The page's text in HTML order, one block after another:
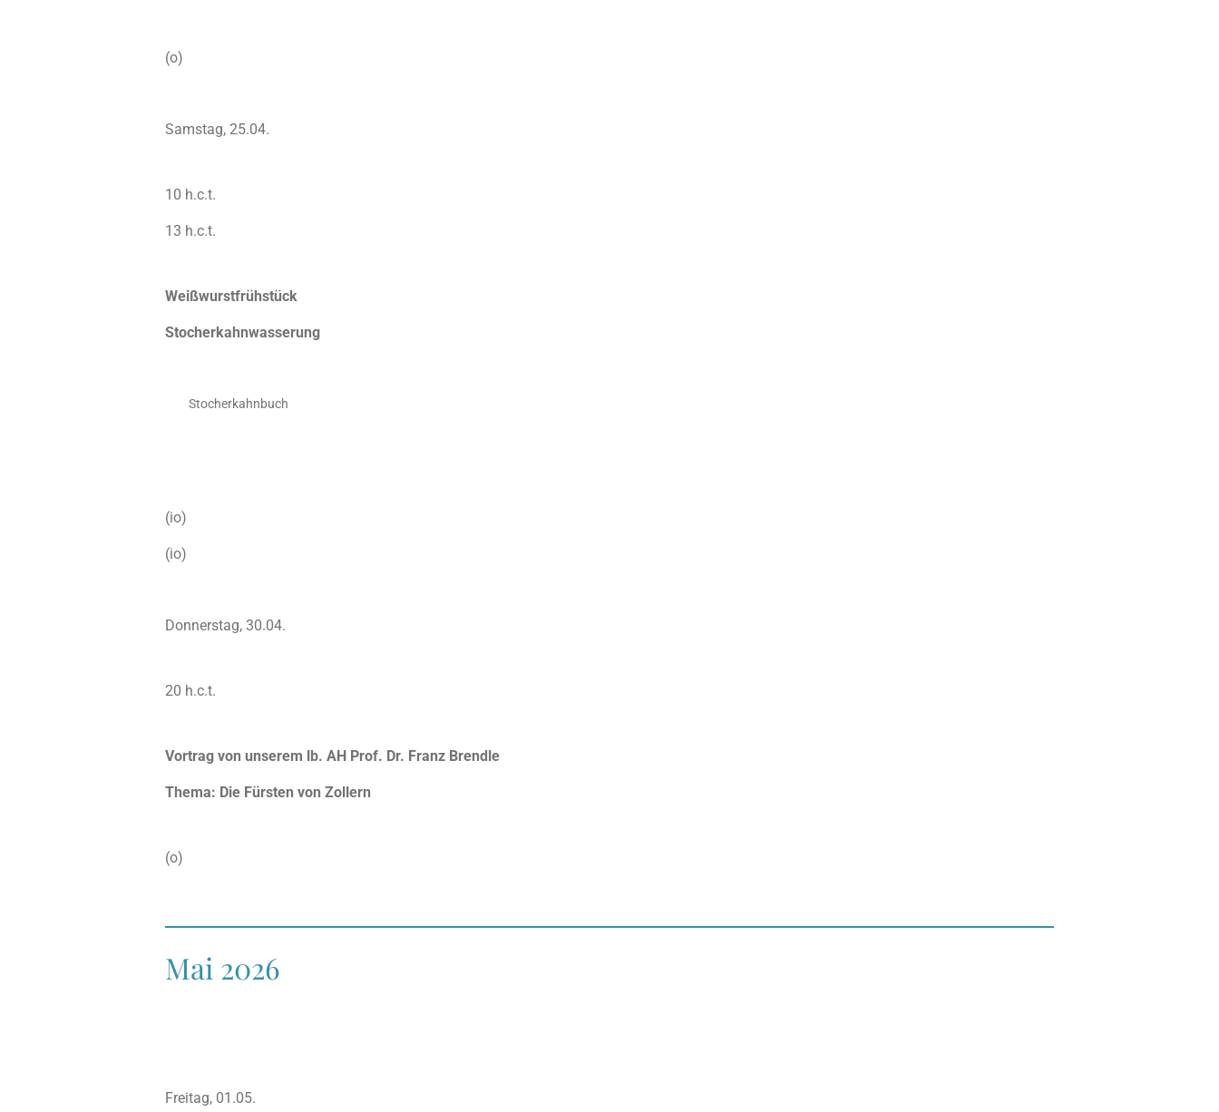
(o)
Samstag, 25.04.
10 h.c.t.
13 h.c.t.
Weißwurstfrühstück
Stocherkahnwasserung
Stocherkahnbuch
(io)
(io)
Donnerstag, 30.04.
20 h.c.t.
Vortrag von unserem lb. AH Prof. Dr. Franz Brendle
Thema: Die Fürsten von Zollern
(o)
Mai 2026
Freitag, 01.05.